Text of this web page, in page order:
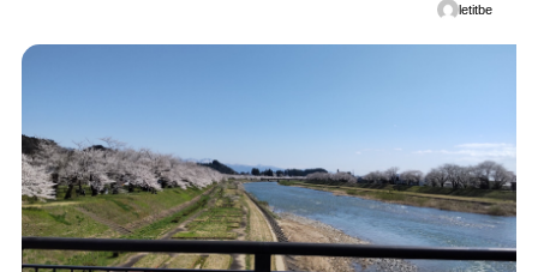
letitbe